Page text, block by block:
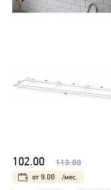
102.00 113.00
от 9.00 /мес.